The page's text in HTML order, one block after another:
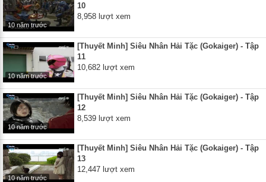
10 năm trước
10
8,958 lượt xem
10 năm trước
[Thuyết Minh] Siêu Nhân Hải Tặc (Gokaiger) - Tập
11
10,682 lượt xem
10 năm trước
[Thuyết Minh] Siêu Nhân Hải Tặc (Gokaiger) - Tập
12
8,539 lượt xem
10 năm trước
[Thuyết Minh] Siêu Nhân Hải Tặc (Gokaiger) - Tập
13
12,447 lượt xem